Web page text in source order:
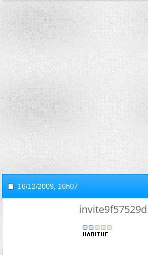
16/12/2009, 16h07
invite9f57529d